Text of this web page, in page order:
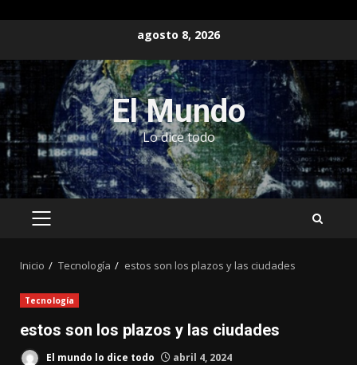
contenido
agosto 8, 2026
El Mundo
Lo dice todo
MENÚ
Inicio Tecnología estos son los plazos y las ciudades
Tecnología
estos son los plazos y las ciudades
El mundo lo dice todo abril 4, 2024